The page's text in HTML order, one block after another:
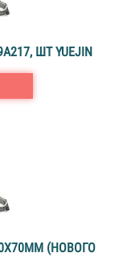
ШТ YUEJIN
(НОВОГО